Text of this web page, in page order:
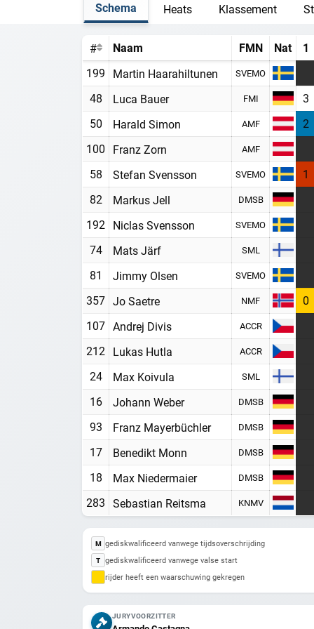
Schema Heats Klassement
# Naam FMN Nat 1
199 Martin Haarahiltunen SVEMO
48 Luca Bauer FMI 3
50 Harald Simon AMF 2
100 Franz Zorn AMF
58 Stefan Svensson SVEMO 1
82 Markus Jell DMSB
192 Niclas Svensson SVEMO
74 Mats Järf SML
81 Jimmy Olsen SVEMO
357 Jo Saetre NMF 0
107 Andrej Divis ACCR
212 Lukas Hutla ACCR
24 Max Koivula SML
16 Johann Weber DMSB
93 Franz Mayerbüchler DMSB
17 Benedikt Monn DMSB
18 Max Niedermaier DMSB
283 Sebastian Reitsma KNMV
M gediskwalificeerd vanwege tijdsoverschrijding
T gediskwalificeerd vanwege valse start
rijder heeft een waarschuwing gekregen
JURYVOORZITTER